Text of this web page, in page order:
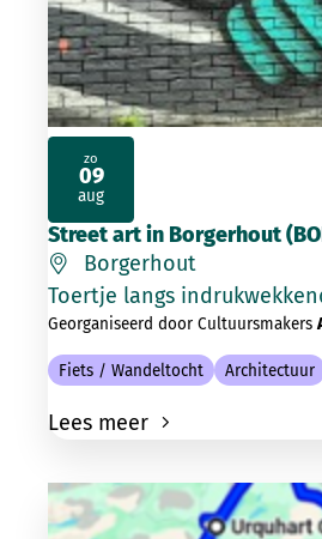
Street art in Borgerhout
Borgerhout
Toertje langs
Georganiseerd door Cultuursmakers
Fiets / Wandeltocht Architectuur
Lees meer
zo
09
aug
2026